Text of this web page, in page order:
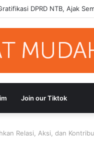
Berdasarkan Fakta
Join our Tiktok
Relasi, Aksi, dan